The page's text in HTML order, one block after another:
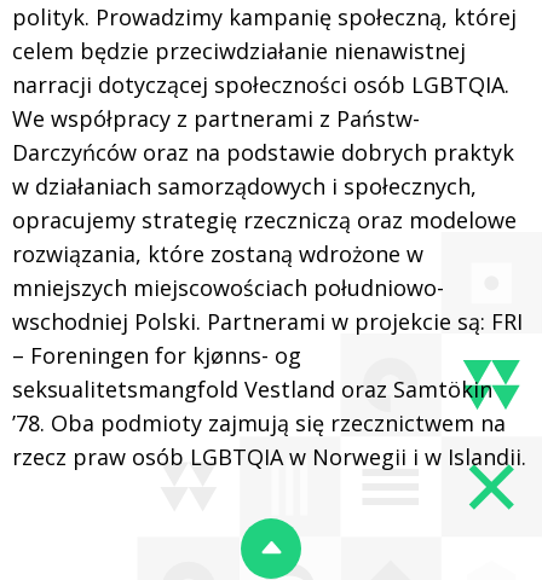
polityk. Prowadzimy kampanię społeczną, której
celem będzie przeciwdziałanie nienawistnej
narracji dotyczącej społeczności osób LGBTQIA.
We współpracy z partnerami z Państw-
Darczyńców oraz na podstawie dobrych praktyk
w działaniach samorządowych i społecznych,
opracujemy strategię rzeczniczą oraz modelowe
rozwiązania, które zostaną wdrożone w
mniejszych miejscowościach południowo-
wschodniej Polski. Partnerami w projekcie są: FRI
– Foreningen for kjønns- og
seksualitetsmangfold Vestland oraz Samtökin
’78. Oba podmioty zajmują się rzecznictwem na
rzecz praw osób LGBTQIA w Norwegii i w Islandii.